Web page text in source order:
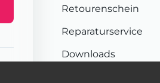
Retourenschein
Reparaturservice
Downloads